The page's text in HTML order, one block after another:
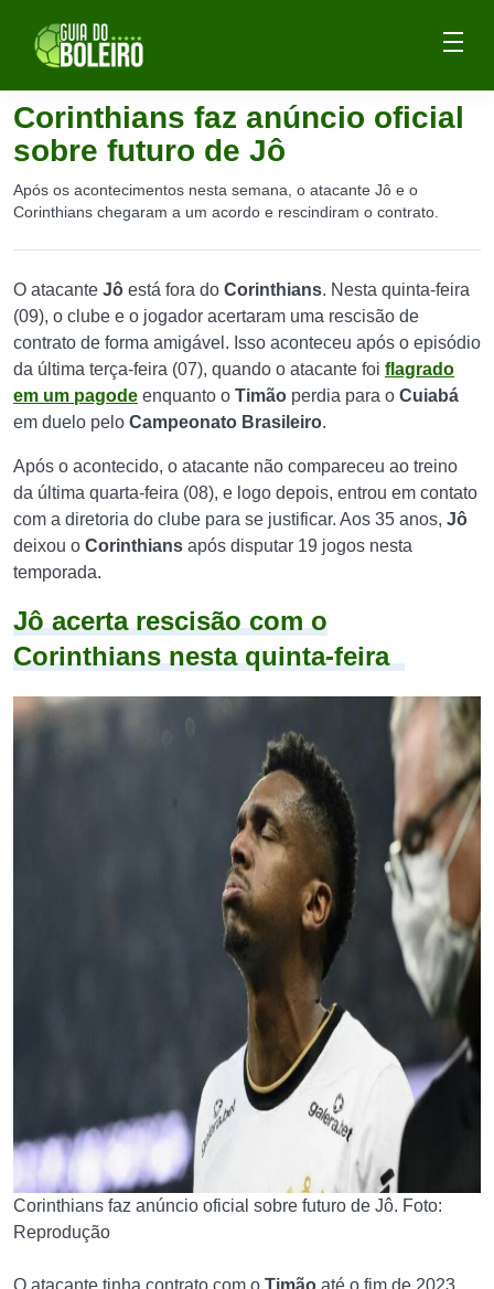
Corinthians faz anúncio oficial
sobre futuro de Jô
Após os acontecimentos nesta semana, o atacante Jô e o
Corinthians chegaram a um acordo e rescindiram o contrato.
O atacante Jô está fora do Corinthians. Nesta quinta-feira
(09), o clube e o jogador acertaram uma rescisão de
contrato de forma amigável. Isso aconteceu após o episódio
da última terça-feira (07), quando o atacante foi flagrado
em um pagode enquanto o Timão perdia para o Cuiabá
em duelo pelo Campeonato Brasileiro.
Após o acontecido, o atacante não compareceu ao treino
da última quarta-feira (08), e logo depois, entrou em contato
com a diretoria do clube para se justificar. Aos 35 anos, Jô
deixou o Corinthians após disputar 19 jogos nesta
temporada.
Jô acerta rescisão com o
Corinthians nesta quinta-feira
Corinthians faz anúncio oficial sobre futuro de Jô. Foto:
Reprodução
O atacante tinha contrato com o Timão até o fim de 2023,